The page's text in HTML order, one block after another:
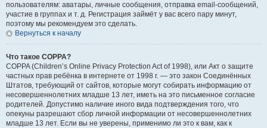
пользователям: аватары, личные сообщения, отправка email-сообщений,
участие в группах и т. д. Регистрация займёт у вас всего пару минут,
поэтому мы рекомендуем это сделать.
Вернуться к началу
Что такое COPPA?
COPPA (Children’s Online Privacy Protection Act of 1998), или Акт о защите
частных прав ребёнка в интернете от 1998 г. — это закон Соединённых
Штатов, требующий от сайтов, которые могут собирать информацию от
несовершеннолетних младше 13 лет, иметь на это письменное согласие
родителей. Допустимо наличие иного вида подтверждения того, что
опекуны разрешают сбор личной информации от несовершеннолетних
младше 13 лет. Если вы не уверены, применимо ли это к вам, как к